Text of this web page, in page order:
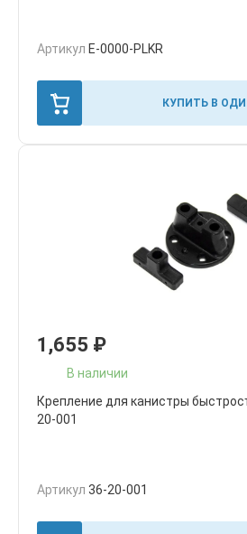
Артикул E-0000-PLKR
КУПИТЬ В
1,655 ₽
В наличии
Крепление для канистры
20-001
Артикул 36-20-001